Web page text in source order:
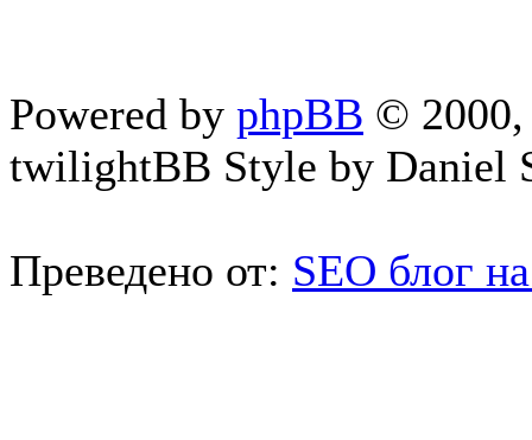
Powered by phpBB © 2000,
twilightBB Style by Daniel
Преведено от: SEO блог